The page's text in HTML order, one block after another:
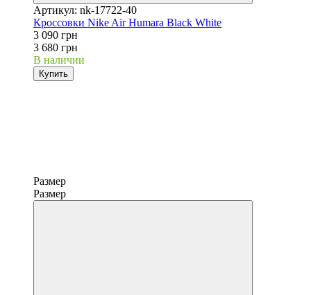
Артикул: nk-17722-40
Кроссовки Nike Air Humara Black White
3 090 грн
3 680 грн
В наличии
Купить
Размер
Размер